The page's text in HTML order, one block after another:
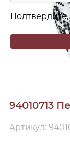
94010713
Артикул: